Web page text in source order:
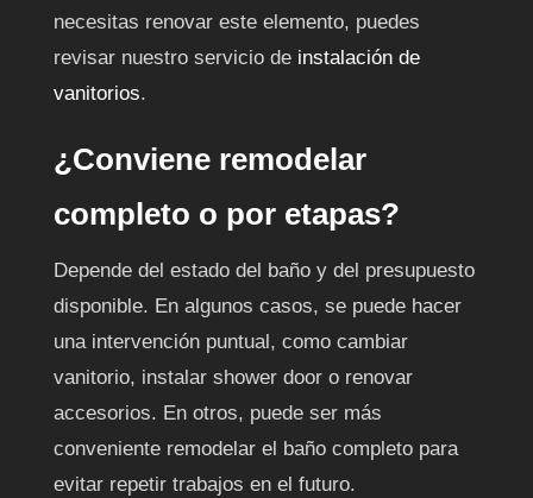
necesitas renovar este elemento, puedes
revisar nuestro servicio de instalación de
vanitorios.
¿Conviene remodelar
completo o por etapas?
Depende del estado del baño y del presupuesto
disponible. En algunos casos, se puede hacer
una intervención puntual, como cambiar
vanitorio, instalar shower door o renovar
accesorios. En otros, puede ser más
conveniente remodelar el baño completo para
evitar repetir trabajos en el futuro.